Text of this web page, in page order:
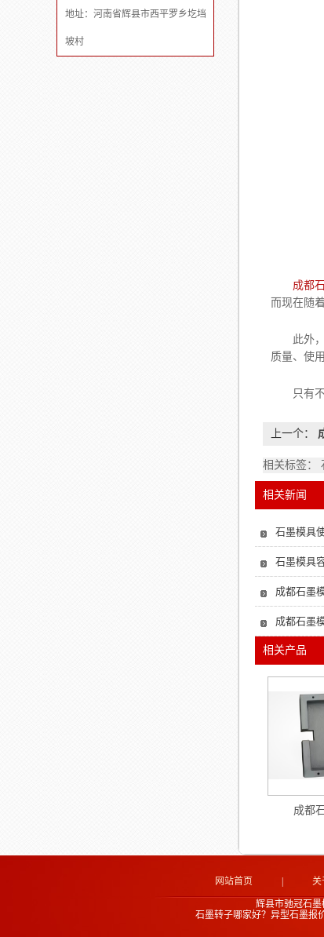
地址：河南省辉县市西平罗乡圪垱
坡村
成都
而现在随
此外，
质量、使
只有不
上一个：
相关标签：
相关新闻
石墨模具
石墨模具
成都石墨
成都石墨
相关产品
成都
网站首页 关
辉县市驰冠石墨
石墨转子哪家好？异型石墨报